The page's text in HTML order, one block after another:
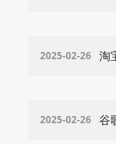
2025-02-26 淘
2025-02-26 谷